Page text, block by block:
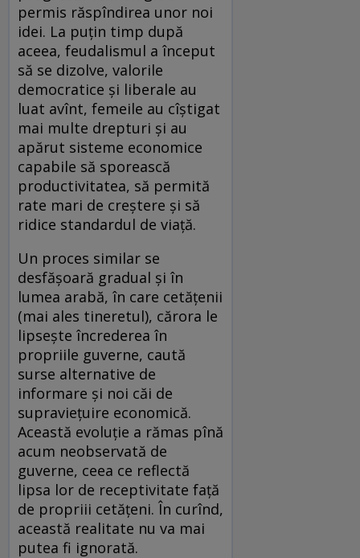
permis răspîndirea unor noi
idei. La puțin timp după
aceea, feudalismul a început
să se dizolve, valorile
democratice și liberale au
luat avînt, femeile au cîștigat
mai multe drepturi și au
apărut sisteme economice
capabile să sporească
productivitatea, să permită
rate mari de creștere și să
ridice standardul de viață.
Un proces similar se
desfășoară gradual și în
lumea arabă, în care cetățenii
(mai ales tineretul), cărora le
lipsește încrederea în
propriile guverne, caută
surse alternative de
informare și noi căi de
supraviețuire economică.
Această evoluție a rămas pînă
acum neobservată de
guverne, ceea ce reflectă
lipsa lor de receptivitate față
de propriii cetățeni. În curînd,
această realitate nu va mai
putea fi ignorată.